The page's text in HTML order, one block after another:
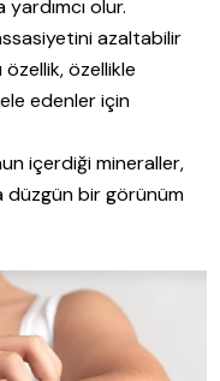
yardımcı olur.
azaltabilir
özellikle
edenler için
içerdiği mineraller,
düzgün bir görünüm